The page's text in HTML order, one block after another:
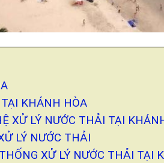
KHÁNH HÒA
XỬ LÝ NƯỚC THẢI TẠI
LÝ NƯỚC THẢI
XỬ LÝ NƯỚC THẢI TẠI